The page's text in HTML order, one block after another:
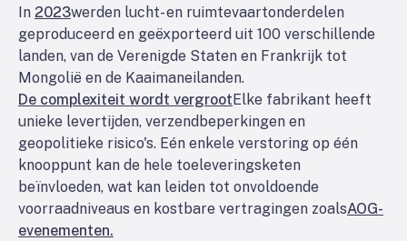
In 2023werden lucht- en ruimtevaartonderdelen
geproduceerd en geëxporteerd uit 100 verschillende
landen, van de Verenigde Staten en Frankrijk tot
Mongolië en de Kaaimaneilanden.
De complexiteit wordt vergroot Elke fabrikant heeft
unieke levertijden, verzendbeperkingen en
geopolitieke risico's. Eén enkele verstoring op één
knooppunt kan de hele toeleveringsketen
beïnvloeden, wat kan leiden tot onvoldoende
voorraadniveaus en kostbare vertragingen zoalsAOG-
evenementen.